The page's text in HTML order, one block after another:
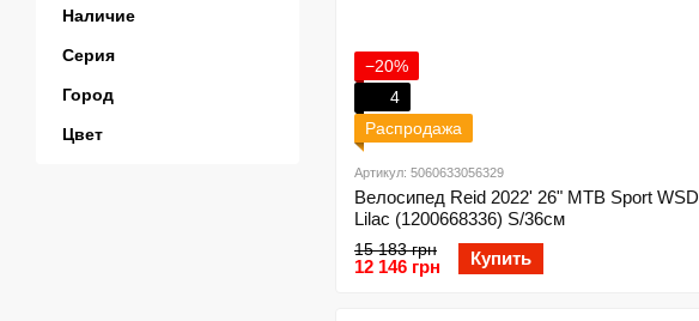
−20%
4
Распродажа
Артикул: 5060633056329
Велосипед Reid 2022' 26" MTB Sport WSD
Lilac (1200668336) S/36см
15 183 грн
12 146 грн Купить
Наличие
Серия
Город
Цвет